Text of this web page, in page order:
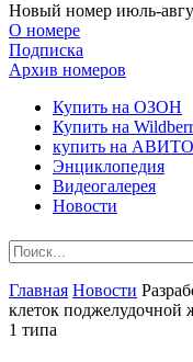
Новый номер июль-
О номере
Подписка
Архив номеров
Купить на ОЗОН
Купить на
купить на АВИТО
Энциклопедия
Видеогалерея
Новости
Главная Новости
клеток поджелудочной
1 типа